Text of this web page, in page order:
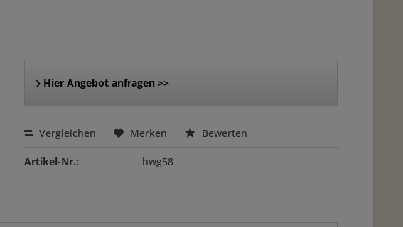
Hier Angebot anfragen >>
Vergleichen Merken Bewerten
Artikel-Nr.: hwg58